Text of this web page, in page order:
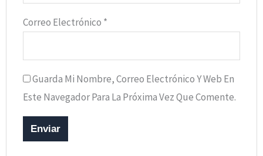
Correo Electrónico *
Guarda Mi Nombre, Correo Electrónico Y Web En
Este Navegador Para La Próxima Vez Que Comente.